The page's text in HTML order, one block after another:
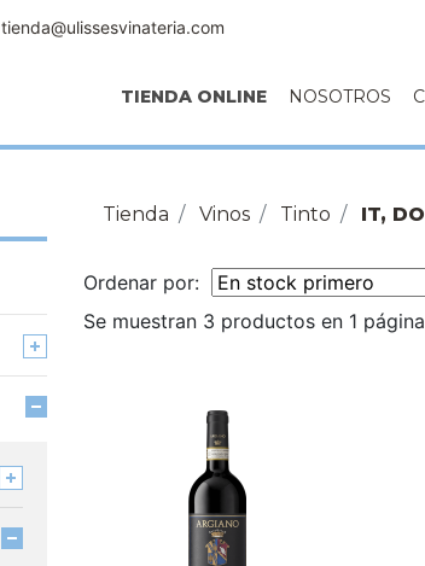
tienda@ulissesvinateria.com
TIENDA ONLINE NOSOTROS
Tienda Vinos Tinto IT,
Ordenar por:
Se muestran 3 productos en 1